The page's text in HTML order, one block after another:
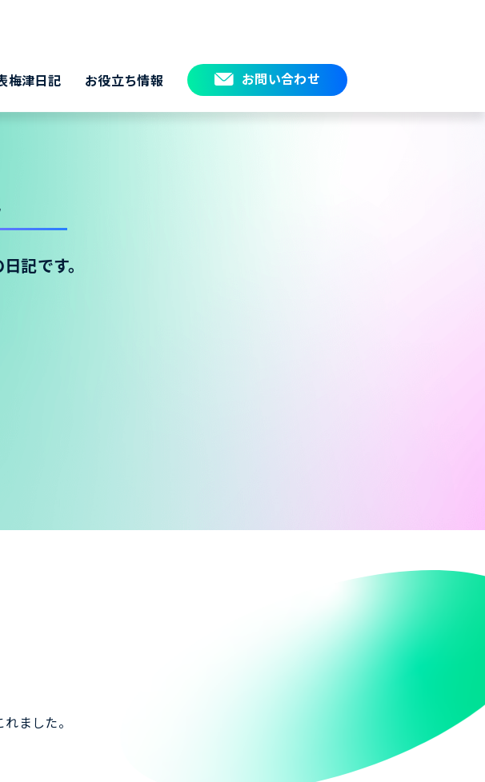
梅津日記 お役立ち情報 お問い合わせ
記です。
ました。